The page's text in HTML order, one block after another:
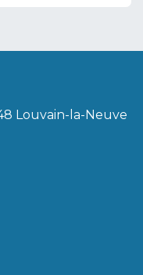
Louvain-la-Neuve